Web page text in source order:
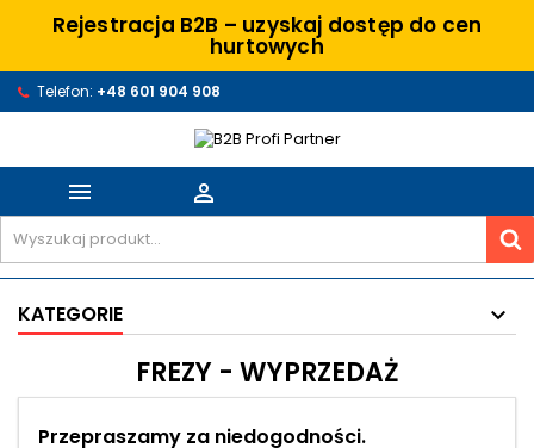
Rejestracja B2B – uzyskaj dostęp do cen
hurtowych
Telefon: +48 601 904 908
 
KATEGORIE
FREZY - WYPRZEDAŻ
Przepraszamy za niedogodności.